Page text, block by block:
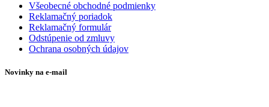
Všeobecné obchodné podmienky
Reklamačný poriadok
Reklamačný formulár
Odstúpenie od zmluvy
Ochrana osobných údajov
Novinky na e-mail